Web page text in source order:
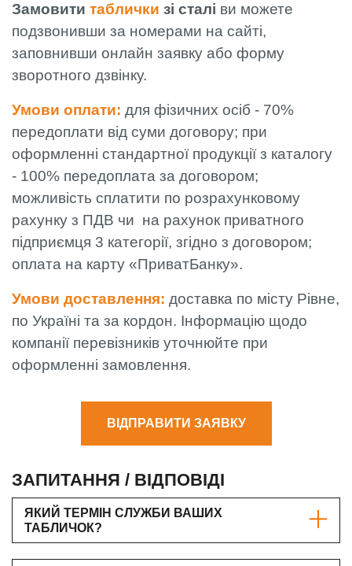
Замовити таблички зі сталі ви можете
подзвонивши за номерами на сайті,
заповнивши онлайн заявку або форму
зворотного дзвінку.
Умови оплати: для фізичних осіб - 70%
передоплати від суми договору; при
оформленні стандартної продукції з каталогу
- 100% передоплата за договором;
можливість сплатити по розрахунковому
рахунку з ПДВ чи на рахунок приватного
підприємця 3 категорії, згідно з договором;
оплата на карту «ПриватБанку».
Умови доставлення: доставка по місту Рівне,
по Україні та за кордон. Інформацію щодо
компанії перевізників уточнюйте при
оформленні замовлення.
ВІДПРАВИТИ ЗАЯВКУ
ЗАПИТАННЯ / ВІДПОВІДІ
ЯКИЙ ТЕРМІН СЛУЖБИ ВАШИХ
ТАБЛИЧОК?